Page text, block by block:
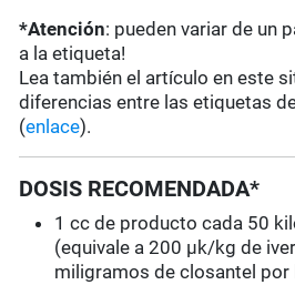
*Atención: pueden variar de un
a la etiqueta!
Lea también el artículo en este
diferencias entre las etiquetas
(enlace).
DOSIS RECOMENDADA*
1 cc de producto cada 50
(equivale a 200 µk/kg de
miligramos de closantel por